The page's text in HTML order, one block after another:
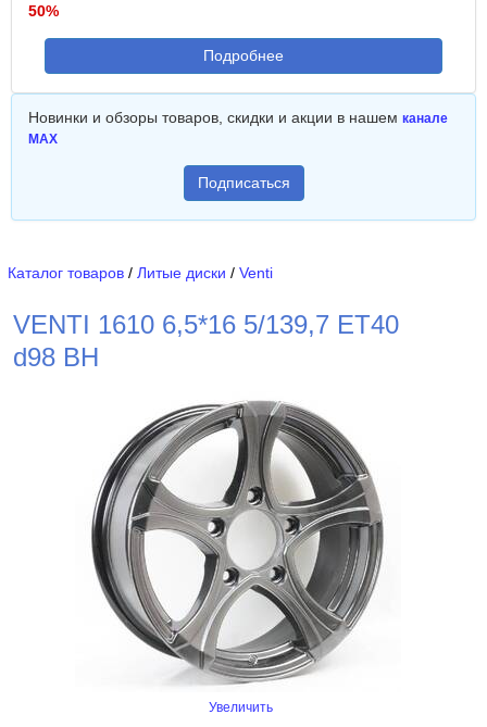
50%
Подробнее
Новинки и обзоры товаров, скидки и акции в нашем канале
MAX
Подписаться
Каталог товаров / Литые диски / Venti
VENTI 1610 6,5*16 5/139,7 ET40
d98 BH
Увеличить